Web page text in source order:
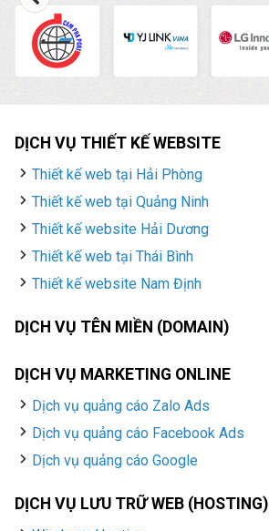
DỊCH VỤ THIẾT KẾ WEBSITE
Thiết kế web tại Hải Phòng
Thiết kế web tại Quảng Ninh
Thiết kế website Hải Dương
Thiết kế web tại Thái Bình
Thiết kế website Nam Định
DỊCH VỤ TÊN MIỀN (DOMAIN)
DỊCH VỤ MARKETING ONLINE
Dịch vụ quảng cáo Zalo Ads
Dịch vụ quảng cáo Facebook Ads
Dịch vụ quảng cáo Google
DỊCH VỤ LƯU TRỮ WEB (HOSTING)